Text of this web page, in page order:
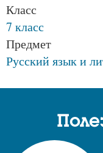
Класс
7 класс
Предмет
Русский язык и